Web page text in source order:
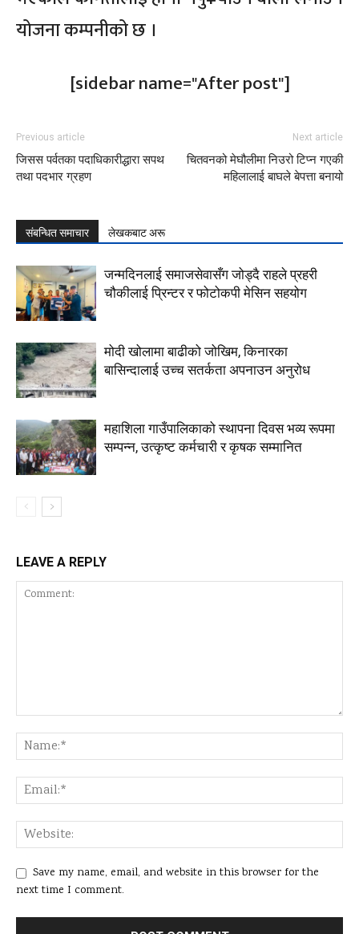
योजना कम्पनीको छ ।
[sidebar name="After post"]
Previous article
जिसस पर्वतका पदाधिकारीद्धारा सपथ
तथा पदभार ग्रहण
Next article
चितवनको मेघौलीमा निउरो टिप्न गएकी
महिलालाई बाघले बेपत्ता बनायो
संबन्धित समाचार लेखकबाट अरू
जन्मदिनलाई समाजसेवासँग जोड्दै राहले प्रहरी
चौकीलाई प्रिन्टर र फोटोकपी मेसिन सहयोग
मोदी खोलामा बाढीको जोखिम, किनारका
बासिन्दालाई उच्च सतर्कता अपनाउन अनुरोध
महाशिला गाउँपालिकाको स्थापना दिवस भव्य रूपमा
सम्पन्न, उत्कृष्ट कर्मचारी र कृषक सम्मानित
LEAVE A REPLY
Save my name, email, and website in this browser for the
next time I comment.